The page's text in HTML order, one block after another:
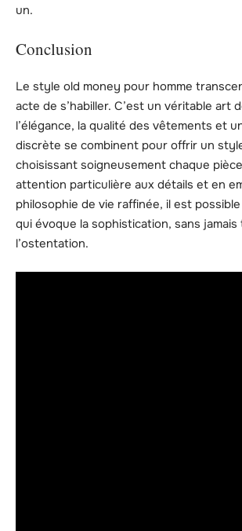
un.
Conclusion
Le style old money pour homme
acte de s’habiller. C’est un véritable art
l’élégance, la qualité des vêtements et
discrète se combinent pour offrir un
choisissant soigneusement chaque
attention particulière aux détails et en
philosophie de vie raffinée, il est
qui évoque la sophistication, sans jamais
l’ostentation.